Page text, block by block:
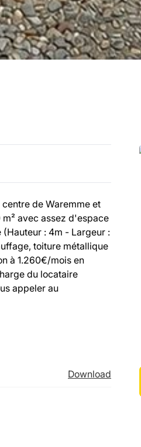
centre de Waremme et
m² avec assez d'espace
: 4m - Largeur :
toiture métallique
à 1.260€/mois en
du locataire
appeler au
Download